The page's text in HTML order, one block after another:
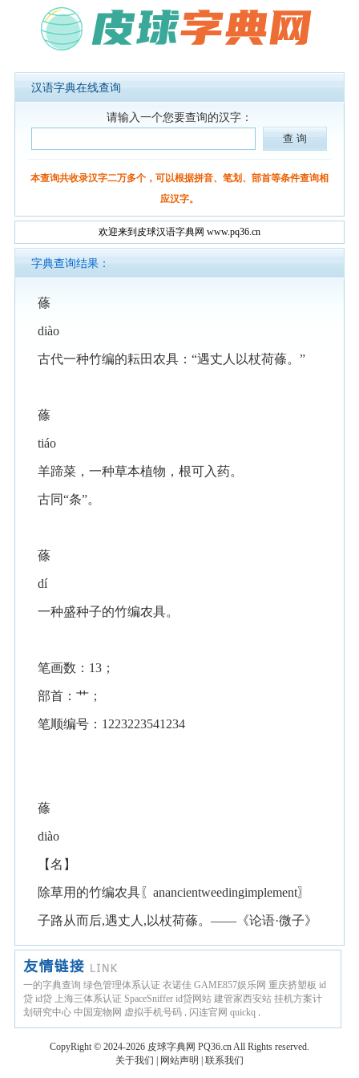
汉语字典在线查询
请输入一个您要查询的汉字：
本查询共收录汉字二万多个，可以根据拼音、笔划、部首等条件查询相
应汉字。
欢迎来到皮球汉语字典网 www.pq36.cn
字典查询结果：
蓧
diào
古代一种竹编的耘田农具：“遇丈人以杖荷蓧。”
蓧
tiáo
羊蹄菜，一种草本植物，根可入药。
古同“条”。
蓧
dí
一种盛种子的竹编农具。
笔画数：13；
部首：艹；
笔顺编号：1223223541234
蓧
diào
【名】
除草用的竹编农具〖anancientweedingimplement〗
子路从而后,遇丈人,以杖荷蓧。——《论语·微子》
一的字典查询 绿色管理体系认证 衣诺佳 GAME857娱乐网 重庆挤塑板 id
贷 id贷 上海三体系认证 SpaceSniffer id贷网站 建管家西安站 挂机方案计
划研究中心 中国宠物网 虚拟手机号码 . 闪连官网 quickq .
CopyRight © 2024-2026 皮球字典网 PQ36.cnAll Rights reserved.
关于我们
网站声明 联系我们